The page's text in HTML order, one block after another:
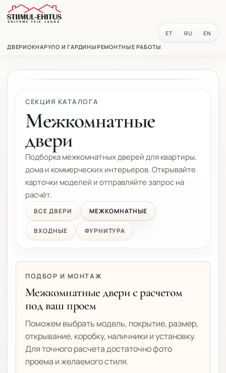
ДВЕРИОКНАРУЛО И ГАРДИНЫРЕМОНТНЫЕ РАБОТЫ
ET RU EN
СЕКЦИЯ КАТАЛОГА
Межкомнатные
двери
Подборка межкомнатных дверей для квартиры,
дома и коммерческих интерьеров. Открывайте
карточки моделей и отправляйте запрос на
расчёт.
ВСЕ ДВЕРИ МЕЖКОМНАТНЫЕ
ВХОДНЫЕ ФУРНИТУРА
ПОДБОР И МОНТАЖ
Межкомнатные двери с расчетом
под ваш проем
Поможем выбрать модель, покрытие, размер,
открывание, коробку, наличники и установку.
Для точного расчета достаточно фото
проема и желаемого стиля.